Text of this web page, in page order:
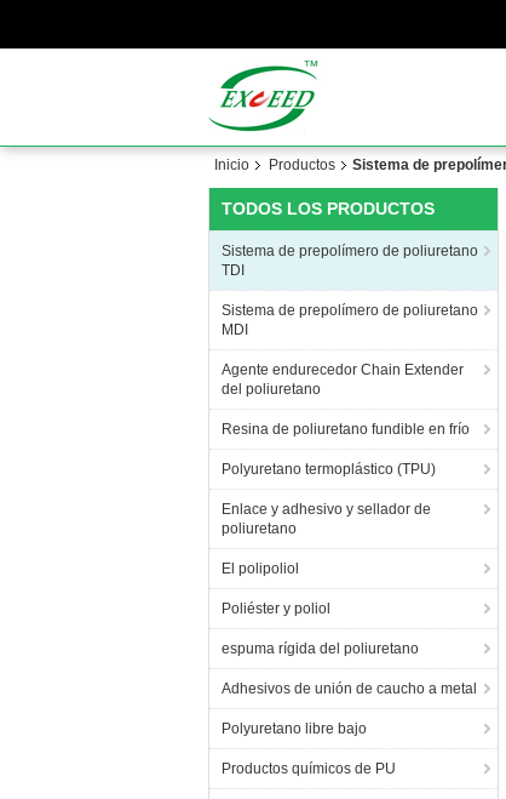
Inicio Productos Sistema de
TODOS LOS PRODUCTOS
Sistema de prepolímero de poliuretano
TDI
Sistema de prepolímero de poliuretano
MDI
Agente endurecedor Chain Extender
del poliuretano
Resina de poliuretano fundible en frío
Polyuretano termoplástico (TPU)
Enlace y adhesivo y sellador de
poliuretano
El polipoliol
Poliéster y poliol
espuma rígida del poliuretano
Adhesivos de unión de caucho a metal
Polyuretano libre bajo
Productos químicos de PU